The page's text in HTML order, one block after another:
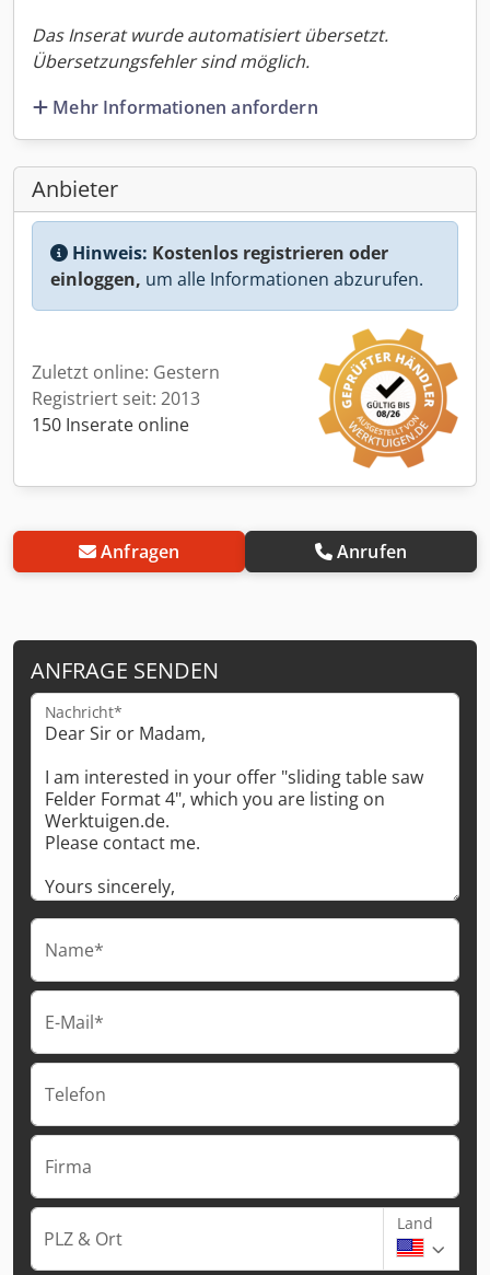
Das Inserat wurde automatisiert übersetzt.
Übersetzungsfehler sind möglich.
Mehr Informationen anfordern
Anbieter
Hinweis: Kostenlos registrieren oder
einloggen, um alle Informationen abzurufen.
Zuletzt online: Gestern
Registriert seit: 2013
150 Inserate online
Anfragen Anrufen
ANFRAGE SENDEN
Nachricht*
Name*
E-Mail*
Telefon
Firma
PLZ & Ort
Land